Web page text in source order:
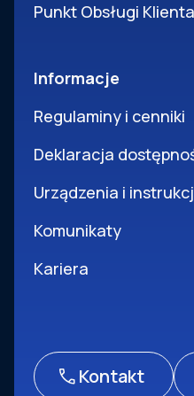
Punkt Obsługi Klienta
Informacje
Regulaminy i cenniki
Deklaracja
Urządzenia i
Komunikaty
Kariera
Kontakt